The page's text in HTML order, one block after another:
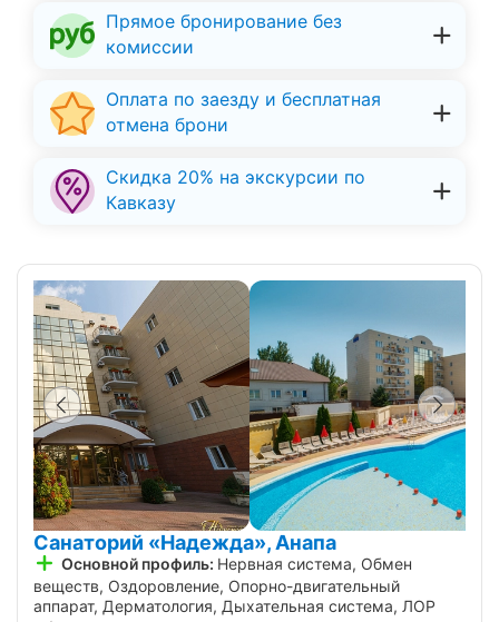
Прямое бронирование без
комиссии
Оплата по заезду и бесплатная
отмена брони
Скидка 20% на экскурсии по
Кавказу
Санаторий «Надежда», Анапа
Основной профиль: Нервная система, Обмен
веществ, Оздоровление, Опорно-двигательный
аппарат, Дерматология, Дыхательная система, ЛОР